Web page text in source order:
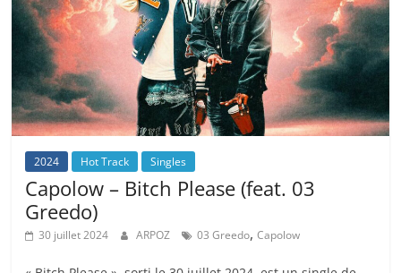
2024 Hot Track Singles
Capolow – Bitch Please (feat. 03
Greedo)
30 juillet 2024 ARPOZ 03 Greedo,Capolow